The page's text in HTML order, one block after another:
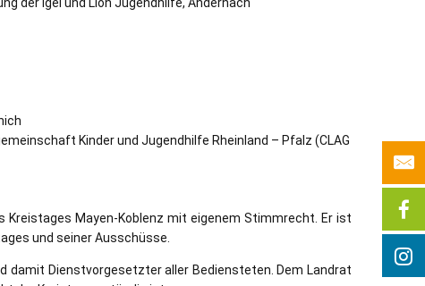
Kinder und Jugendhilfe Rheinland – Pfalz (CLAG
Kreistages Mayen-Koblenz mit eigenem Stimmrecht. Er ist
und seiner Ausschüsse.
damit Dienstvorgesetzter aller Bediensteten. Dem Landrat